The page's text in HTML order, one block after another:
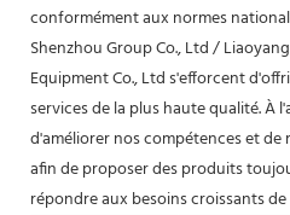
conformément aux normes
Shenzhou Group Co., Ltd /
Equipment Co., Ltd s'efforcent
services de la plus haute qualité. À
d'améliorer nos compétences et
afin de proposer des produits
répondre aux besoins croissants